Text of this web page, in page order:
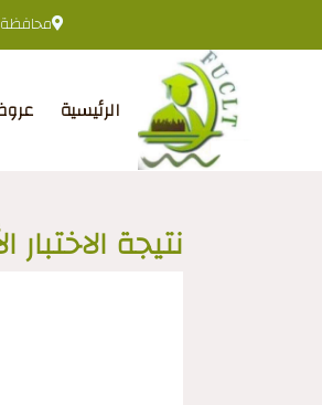
محافظة
الرئيسية
نتيجة الاختبار